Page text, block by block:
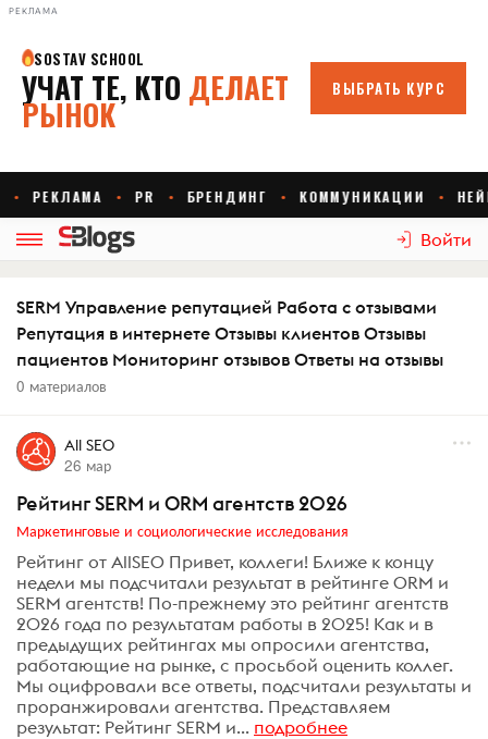
РЕКЛАМА
Войти
SERM Управление репутацией Работа с отзывами
Репутация в интернете Отзывы клиентов Отзывы
пациентов Мониторинг отзывов Ответы на отзывы
0 материалов
All SEO
26 мар
Рейтинг SERM и ORM агентств 2026
Маркетинговые и социологические исследования
Рейтинг от AllSEO Привет, коллеги! Ближе к концу
недели мы подсчитали результат в рейтинге ORM и
SERM агентств! По-прежнему это рейтинг агентств
2026 года по результатам работы в 2025! Как и в
предыдущих рейтингах мы опросили агентства,
работающие на рынке, с просьбой оценить коллег.
Мы оцифровали все ответы, подсчитали результаты и
проранжировали агентства. Представляем
результат: Рейтинг SERM и... подробнее